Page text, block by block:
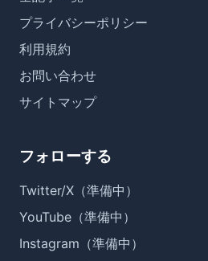
プライバシーポリシー
利用規約
お問い合わせ
サイトマップ
フォローする
Twitter/X（準備中）
YouTube（準備中）
Instagram（準備中）